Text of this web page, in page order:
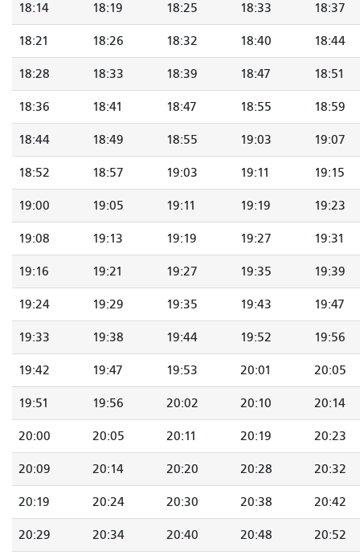
18:14 18:19 18:25 18:33 18:37
18:21 18:26 18:32 18:40 18:44
18:28 18:33 18:39 18:47 18:51
18:36 18:41 18:47 18:55 18:59
18:44 18:49 18:55 19:03 19:07
18:52 18:57 19:03 19:11 19:15
19:00 19:05 19:11 19:19 19:23
19:08 19:13 19:19 19:27 19:31
19:16 19:21 19:27 19:35 19:39
19:24 19:29 19:35 19:43 19:47
19:33 19:38 19:44 19:52 19:56
19:42 19:47 19:53 20:01 20:05
19:51 19:56 20:02 20:10 20:14
20:00 20:05 20:11 20:19 20:23
20:09 20:14 20:20 20:28 20:32
20:19 20:24 20:30 20:38 20:42
20:29 20:34 20:40 20:48 20:52